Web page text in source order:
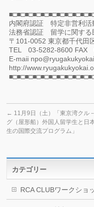
内閣府認証 特定非営利
法務省認証 留学に関する
〒101-0052 東京都千代田
TEL 03-5282-8600 FAX
E-maii
http://
← 11月9日（土）「東京湾クル
グ（屋形船）外国人留学生と日
生の国際交流プログラム」
カテゴリー
RCA CLUBワークショ